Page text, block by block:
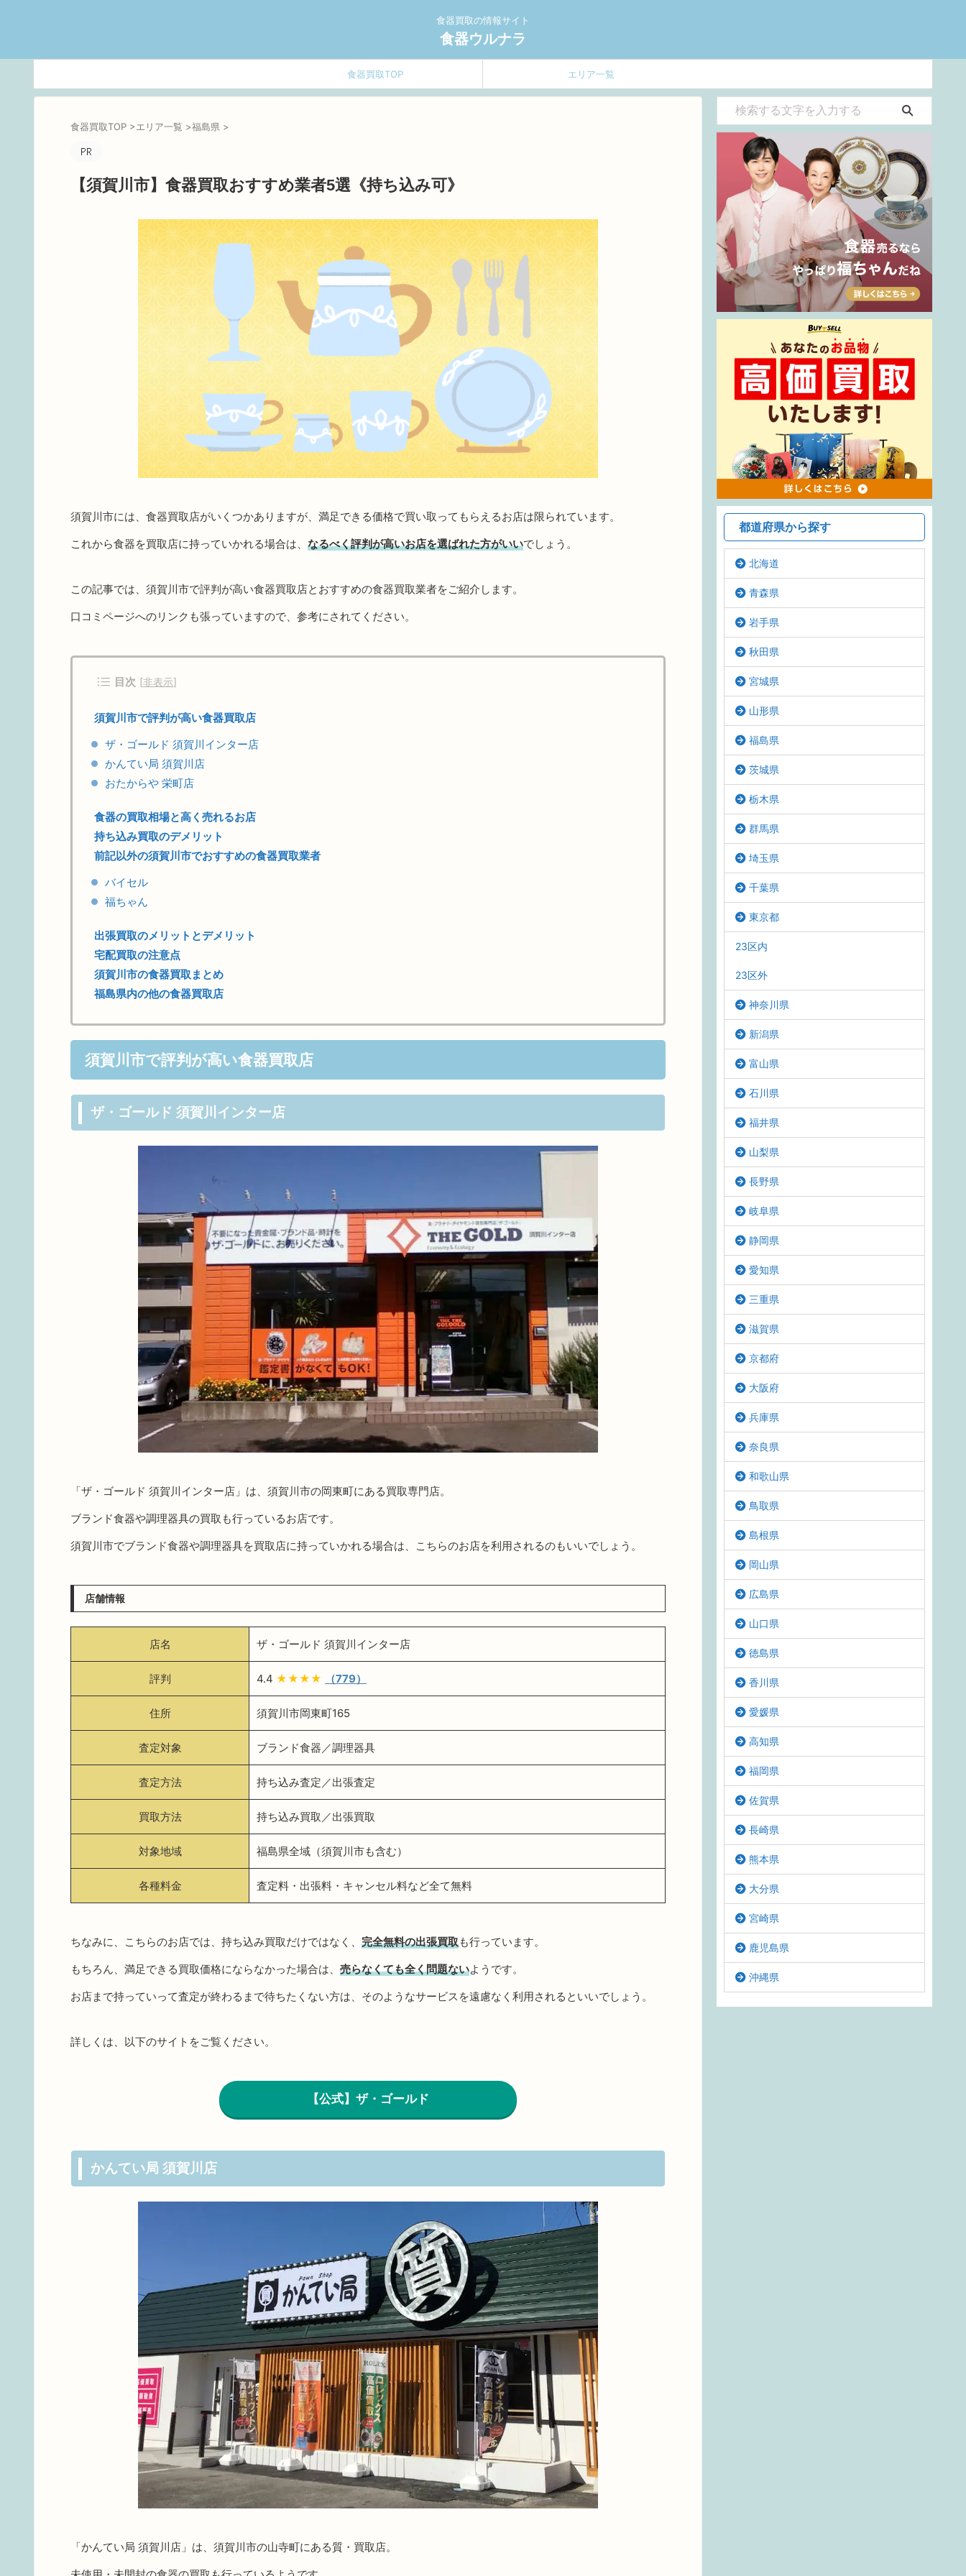
食器買取の情報サイト
食器ウルナラ
食器買取TOP エリア一覧
食器買取TOP >エリア一覧 >福島県 >
【須賀川市】食器買取おすすめ業者5選《持ち込み可》
須賀川市には、食器買取店がいくつかありますが、満足できる価格で買い取ってもらえるお店は限られています。
これから食器を買取店に持っていかれる場合は、 なるべく評判が高いお店を選ばれた方がいいでしょう。
この記事では、須賀川市で評判が高い食器買取店とおすすめの食器買取業者をご紹介します。
口コミページへのリンクも張っていますので、参考にされてください。
目次 [非表示]
須賀川市で評判が高い食器買取店
ザ・ゴールド 須賀川インター店
かんてい局 須賀川店
おたからや 栄町店
食器の買取相場と高く売れるお店
持ち込み買取のデメリット
前記以外の須賀川市でおすすめの食器買取業者
バイセル
福ちゃん
出張買取のメリットとデメリット
宅配買取の注意点
須賀川市の食器買取まとめ
福島県内の他の食器買取店
須賀川市で評判が高い食器買取店
ザ・ゴールド 須賀川インター店
「ザ・ゴールド 須賀川インター店」は、須賀川市の岡東町にある買取専門店。
ブランド食器や調理器具の買取も行っているお店です。
須賀川市でブランド食器や調理器具を買取店に持っていかれる場合は、こちらのお店を利用されるのもいいでしょう。
店舗情報
店名 ザ・ゴールド 須賀川インター店
評判 4.4 ★★★★ （779）
住所 須賀川市岡東町165
査定対象 ブランド食器／調理器具
査定方法 持ち込み査定／出張査定
買取方法 持ち込み買取／出張買取
対象地域 福島県全域（須賀川市も含む）
各種料金 査定料・出張料・キャンセル料など全て無料
ちなみに、こちらのお店では、持ち込み買取だけではなく、 完全無料の出張買取も行っています。
もちろん、満足できる買取価格にならなかった場合は、 売らなくても全く問題ないようです。
お店まで持っていって査定が終わるまで待ちたくない方は、そのようなサービスを遠慮なく利用されるといいでしょう。
詳しくは、以下のサイトをご覧ください。
【公式】ザ・ゴールド
かんてい局 須賀川店
「かんてい局 須賀川店」は、須賀川市の山寺町にある質・買取店。
都道府県から探す
北海道
青森県
岩手県
秋田県
宮城県
山形県
福島県
茨城県
栃木県
群馬県
埼玉県
千葉県
東京都
23区内
23区外
神奈川県
新潟県
富山県
石川県
福井県
山梨県
長野県
岐阜県
静岡県
愛知県
三重県
滋賀県
京都府
大阪府
兵庫県
奈良県
和歌山県
鳥取県
島根県
岡山県
広島県
山口県
徳島県
香川県
愛媛県
高知県
福岡県
佐賀県
長崎県
熊本県
大分県
宮崎県
鹿児島県
沖縄県